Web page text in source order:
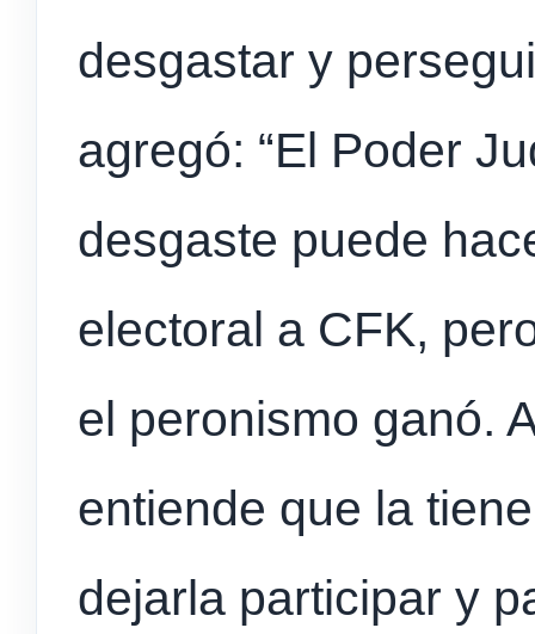
desgastar y
agregó: “El Poder
desgaste puede
electoral a CFK,
el peronismo ganó.
entiende que la
dejarla participar y